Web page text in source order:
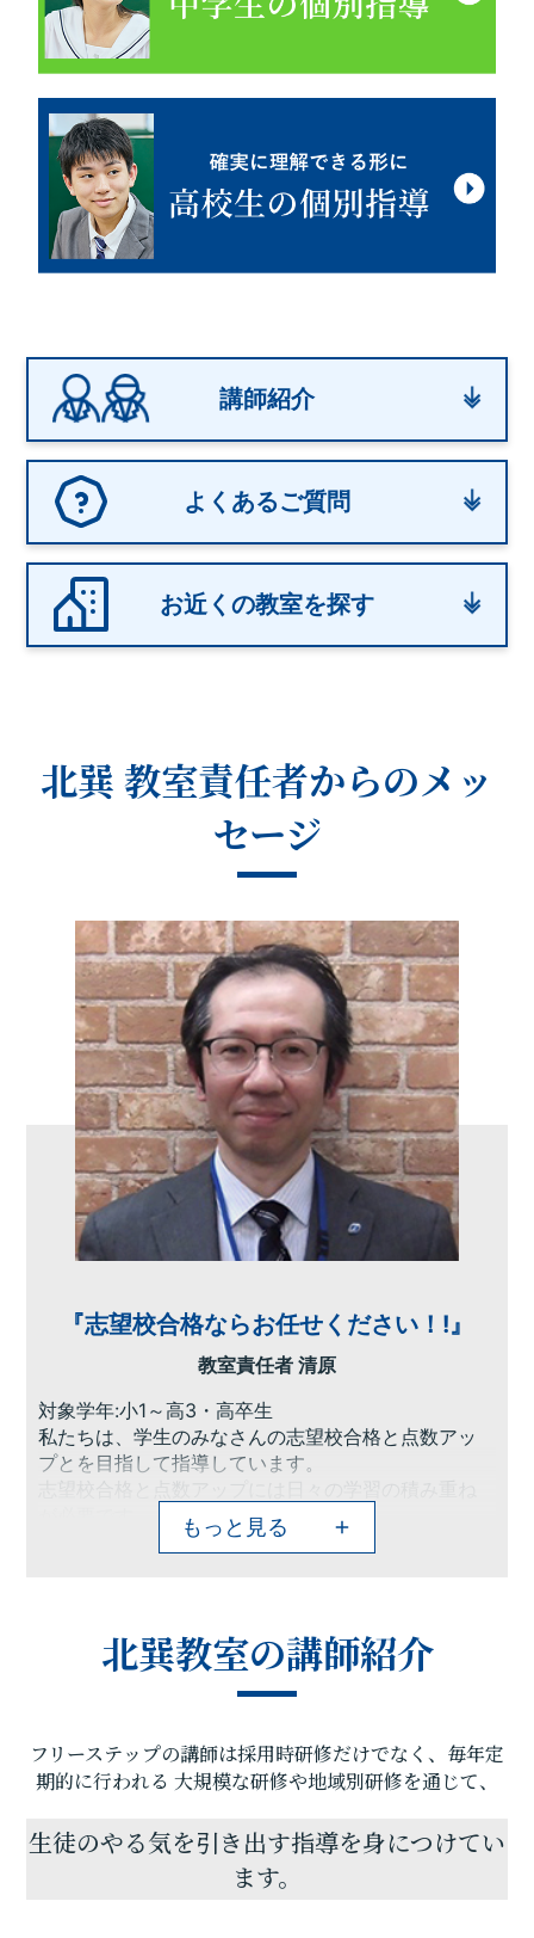
講師紹介
よくあるご質問
お近くの教室を探す
北巽 教室責任者からのメッ
セージ
『志望校合格ならお任せください！!』
教室責任者 清原
対象学年:小1～高3・高卒生
私たちは、学生のみなさんの志望校合格と点数アッ
プとを目指して指導しています。
志望校合格と点数アップには日々の学習の積み重ね
学生の皆さんは習い事や部活動など多忙な日々を送
ご提案いたします。
「勉強方法がわからない」「点数あがらない」など
のお悩みがございましたら、まずは気軽にご相談く
ます。
もっと見る
北巽教室の講師紹介
フリーステップの講師は採用時研修だけでなく、毎年定
期的に行われる 大規模な研修や地域別研修を通じて、
生徒のやる気を引き出す指導を身につけてい
ます。